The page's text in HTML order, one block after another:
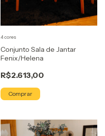
Conjunto Sala de Jantar
Fenix/Helena
R$2.613,00
4 cores
Comprar